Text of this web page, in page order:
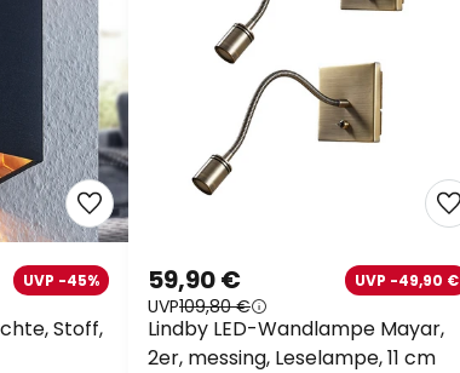
Stoff,
UVP -45%
Lindby LED-Wandlampe Mayar,
2er, messing, Leselampe, 11 cm
59,90 € UVP -49,90 €
UVP109,80 €